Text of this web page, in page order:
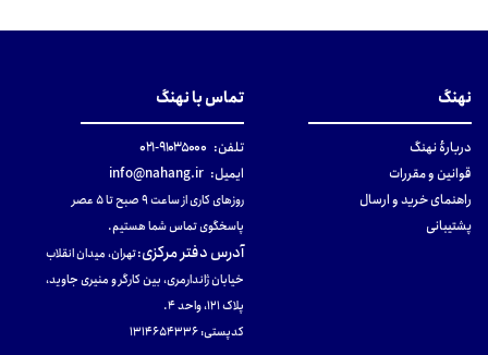
نهنگ
دربارهٔ نهنگ
قوانین و مقررات
راهنمای خرید و ارسال
پشتیبانی
تماس با نهنگ
تلفن: ۹۱۰۳۵۰۰۰-۰۲۱
ایمیل: info@nahang.ir
روزهای کاری از ساعت ۹ صبح تا ۵ عصر
پاسخگوی تماس شما هستیم.
آدرس دفتر مرکزی:تهران، میدان انقلاب
خیابان ژاندارمری، بین کارگر و منیری جاوید،
پلاک 121، واحد ۴.
کدپستی: 131465433۶